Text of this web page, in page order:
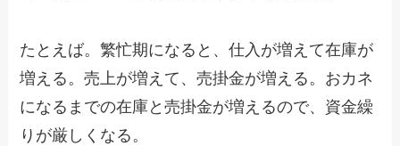
たとえば。繁忙期になると、仕入が増えて在庫が
増える。売上が増えて、売掛金が増える。おカネ
になるまでの在庫と売掛金が増えるので、資金繰
りが厳しくなる。